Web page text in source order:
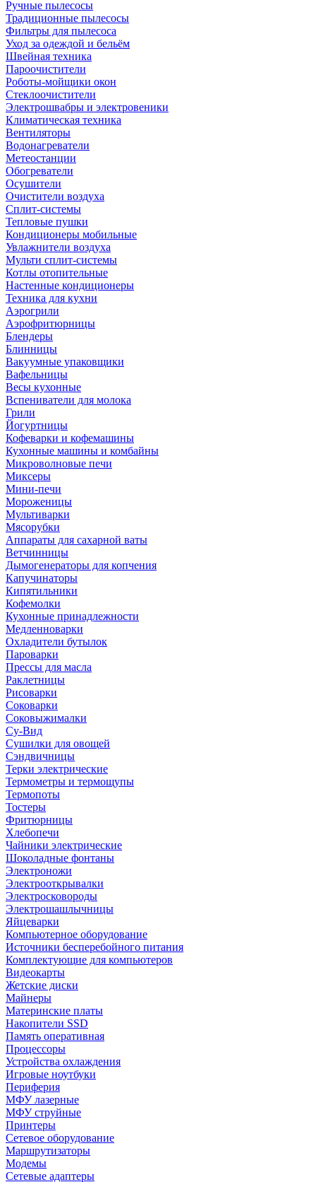
Ручные пылесосы
Традиционные пылесосы
Фильтры для пылесоса
Уход за одеждой и бельём
Швейная техника
Пароочистители
Роботы-мойщики окон
Стеклоочистители
Электрошвабры и электровеники
Климатическая техника
Вентиляторы
Водонагреватели
Метеостанции
Обогреватели
Осушители
Очистители воздуха
Сплит-системы
Тепловые пушки
Кондиционеры мобильные
Увлажнители воздуха
Мульти сплит-системы
Котлы отопительные
Настенные кондиционеры
Техника для кухни
Аэрогрили
Аэрофритюрницы
Блендеры
Блинницы
Вакуумные упаковщики
Вафельницы
Весы кухонные
Вспениватели для молока
Грили
Йогуртницы
Кофеварки и кофемашины
Кухонные машины и комбайны
Микроволновые печи
Миксеры
Мини-печи
Мороженицы
Мультиварки
Мясорубки
Аппараты для сахарной ваты
Ветчинницы
Дымогенераторы для копчения
Капучинаторы
Кипятильники
Кофемолки
Кухонные принадлежности
Медленноварки
Охладители бутылок
Пароварки
Прессы для масла
Раклетницы
Рисоварки
Соковарки
Соковыжималки
Су-Вид
Сушилки для овощей
Сэндвичницы
Терки электрические
Термометры и термощупы
Термопоты
Тостеры
Фритюрницы
Хлебопечи
Чайники электрические
Шоколадные фонтаны
Электроножи
Электрооткрывалки
Электросковороды
Электрошашлычницы
Яйцеварки
Компьютерное оборудование
Источники бесперебойного питания
Комплектующие для компьютеров
Видеокарты
Жетские диски
Майнеры
Материнские платы
Накопители SSD
Память оперативная
Процессоры
Устройства охлаждения
Игровые ноутбуки
Периферия
МФУ лазерные
МФУ струйные
Принтеры
Сетевое оборудование
Маршрутизаторы
Модемы
Сетевые адаптеры